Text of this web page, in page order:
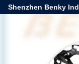
Shenzhen Benky